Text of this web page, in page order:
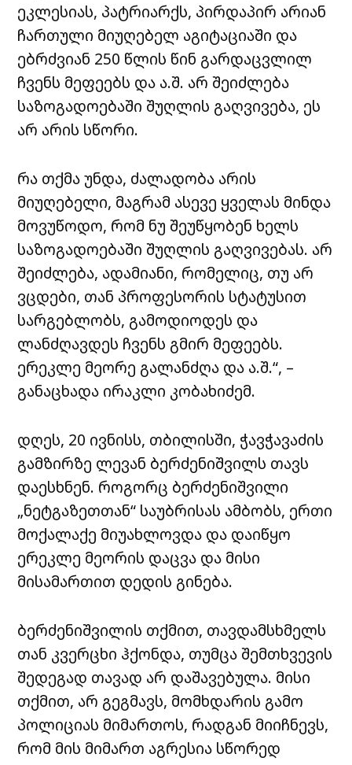
ეკლესიას, პატრიარქს, პირდაპირ არიან
ჩართული მიუღებელ აგიტაციაში და
ებრძვიან 250 წლის წინ გარდაცვლილ
ჩვენს მეფეებს და ა.შ. არ შეიძლება
საზოგადოებაში შუღლის გაღვივება, ეს
არ არის სწორი.
რა თქმა უნდა, ძალადობა არის
მიუღებელი, მაგრამ ასევე ყველას მინდა
მოვუწოდო, რომ ნუ შეუწყობენ ხელს
საზოგადოებაში შუღლის გაღვივებას. არ
შეიძლება, ადამიანი, რომელიც, თუ არ
ვცდები, თან პროფესორის სტატუსით
სარგებლობს, გამოდიოდეს და
ლანძღავდეს ჩვენს გმირ მეფეებს.
ერეკლე მეორე გალანძღა და ა.შ.“, –
განაცხადა ირაკლი კობახიძემ.
დღეს, 20 ივნისს, თბილისში, ჭავჭავაძის
გამზირზე ლევან ბერძენიშვილს თავს
დაესხნენ. როგორც ბერძენიშვილი
„ნეტგაზეთთან“ საუბრისას ამბობს, ერთი
მოქალაქე მიუახლოვდა და დაიწყო
ერეკლე მეორის დაცვა და მისი
მისამართით დედის გინება.
ბერძენიშვილის თქმით, თავდამსხმელს
თან კვერცხი ჰქონდა, თუმცა შემთხვევის
შედეგად თავად არ დაშავებულა. მისი
თქმით, არ გეგმავს, მომხდარის გამო
პოლიციას მიმართოს, რადგან მიიჩნევს,
რომ მის მიმართ აგრესია სწორედ